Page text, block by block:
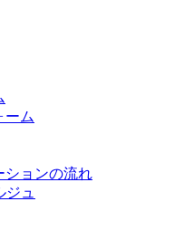
ーム
ションの流れ
ュ